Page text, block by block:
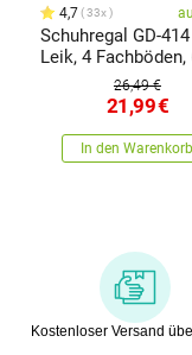
4,7 33x
Schuhregal GD-
Leik, 4 Fachböden,
30 x 63,5 cm26,49 €
21,99€
In den Warenkorb
Kostenloser Versand